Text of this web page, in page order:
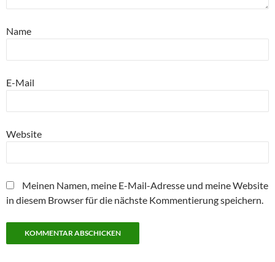
Name
E-Mail
Website
Meinen Namen, meine E-Mail-Adresse und meine Website
in diesem Browser für die nächste Kommentierung speichern.